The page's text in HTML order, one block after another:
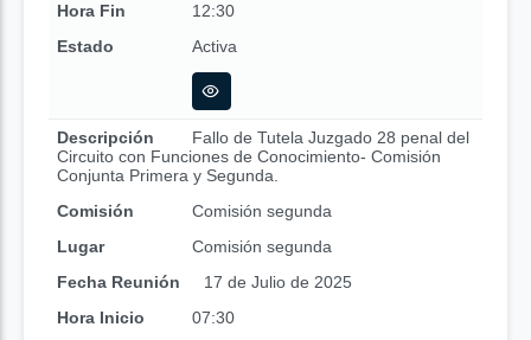
Hora Fin
12:30
Estado
Activa
Descripción
Fallo de Tutela Juzgado 28 penal del
Circuito con Funciones de Conocimiento- Comisión
Conjunta Primera y Segunda.
Comisión
Comisión segunda
Lugar
Comisión segunda
Fecha Reunión
17 de Julio de 2025
Hora Inicio
07:30